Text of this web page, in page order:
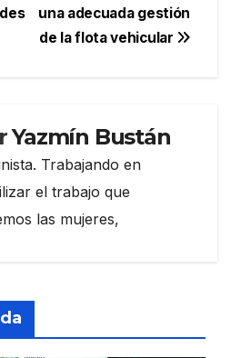
una adecuada gestión
de la flota vehicular
Yazmín Bustán
Trabajando en
el trabajo que
las mujeres,